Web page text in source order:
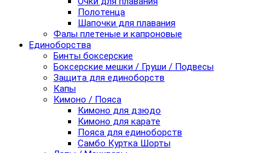
Полотенца
Шапочки для плавания
Фалы плетеные и капроновые
Единоборства
Бинты боксерские
Боксерские мешки / Груши / Подвесы
Защита для единоборств
Капы
Кимоно / Пояса
Кимоно для дзюдо
Кимоно для карате
Пояса для единоборств
Самбо Куртка Шорты